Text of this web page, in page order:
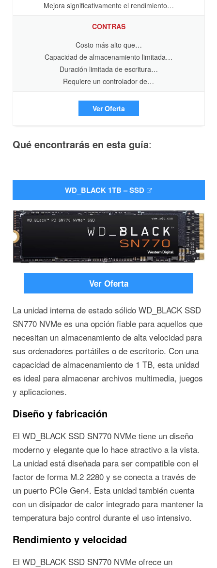
Mejora significativamente el rendimiento…
CONTRAS
Costo más alto que…
Capacidad de almacenamiento limitada…
Duración limitada de escritura…
Requiere un controlador de…
Ver Oferta
Qué encontrarás en esta guía:
WD_BLACK 1TB – SSD
Ver Oferta
La unidad interna de estado sólido WD_BLACK SSD
SN770 NVMe es una opción fiable para aquellos que
necesitan un almacenamiento de alta velocidad para
sus ordenadores portátiles o de escritorio. Con una
capacidad de almacenamiento de 1 TB, esta unidad
es ideal para almacenar archivos multimedia, juegos
y aplicaciones.
Diseño y fabricación
El WD_BLACK SSD SN770 NVMe tiene un diseño
moderno y elegante que lo hace atractivo a la vista.
La unidad está diseñada para ser compatible con el
factor de forma M.2 2280 y se conecta a través de
un puerto PCIe Gen4. Esta unidad también cuenta
con un disipador de calor integrado para mantener la
temperatura bajo control durante el uso intensivo.
Rendimiento y velocidad
El WD_BLACK SSD SN770 NVMe ofrece un